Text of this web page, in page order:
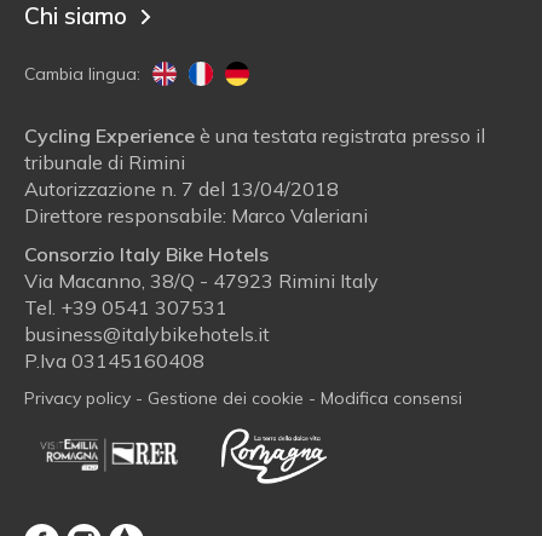
Chi siamo
Cambia lingua:
Cycling Experience è una testata registrata presso il
tribunale di Rimini
Autorizzazione n. 7 del 13/04/2018
Direttore responsabile: Marco Valeriani
Consorzio Italy Bike Hotels
Via Macanno, 38/Q - 47923 Rimini Italy
Tel. +39 0541 307531
business@italybikehotels.it
P.Iva 03145160408
Privacy policy - Gestione dei cookie - Modifica consensi